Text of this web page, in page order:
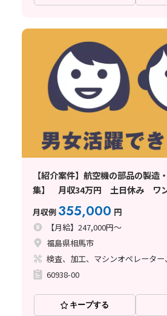
【紹介案件】航空機の部品の製造・検査 【
集】 月収34万円 土日休み ワン
月収例 355,000 円
【月給】247,000円～
福島県相馬市
検査、加工、マシンオペレータ
60938-00
キープする